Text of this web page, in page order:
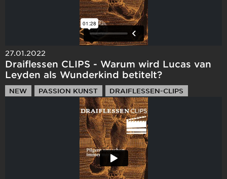
27.01.2022
Draiflessen CLIPS - Warum wird Lucas van
Leyden als Wunderkind betitelt?
NEW PASSION KUNST DRAIFLESSEN-CLIPS